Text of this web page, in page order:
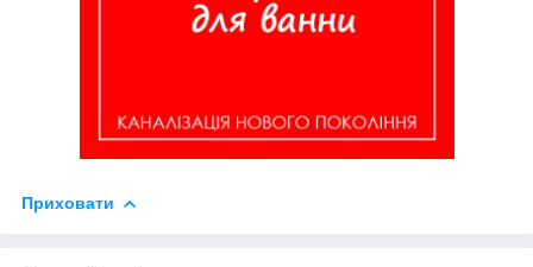
Приховати